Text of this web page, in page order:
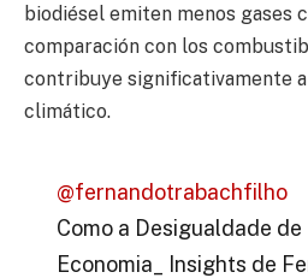
biodiésel emiten menos gases
comparación con los
contribuye significativamente
climático.
@fernandotrabachfilho
Como a Desigualdade
Economia_ Insights de